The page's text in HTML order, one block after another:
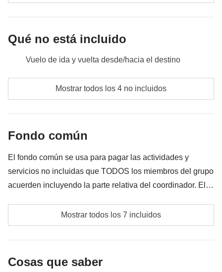
Qué no está incluido
Vuelo de ida y vuelta desde/hacia el destino
Comidas y bebidas donde no esté indicado
meter en la mochila
Todo lo que no se menciona en la sección "Qué está
Mostrar todos los 4 no incluidos
Fondo común
El fondo común se usa para pagar las actividades y
servicios no incluidas que TODOS los miembros del grupo
acuerden incluyendo la parte relativa del coordinador. El
rondará los 315€. En base a las exigencias del lugar, el
importe podrá variar y podría ser necesario incrementarlo,
en cualquier caso se devolverá el restante no utilizado.
Lanchas rápidas y transportes locales
experiencia única. En este país todo el mundo espera
Mostrar todos los 7 incluidos
Cosas que saber